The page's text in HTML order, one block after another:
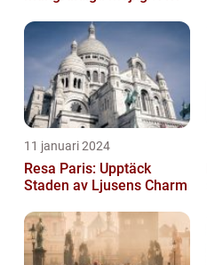
11 januari 2024
Resa Paris: Upptäck
Staden av Ljusens Charm